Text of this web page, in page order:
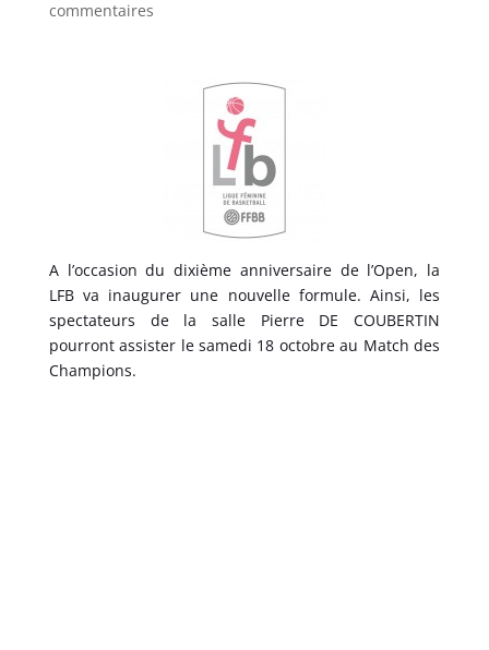
commentaires
A l’occasion du dixième anniversaire de l’Open, la
LFB va inaugurer une nouvelle formule. Ainsi, les
spectateurs de la salle Pierre DE COUBERTIN
pourront assister le samedi 18 octobre au Match des
Champions.